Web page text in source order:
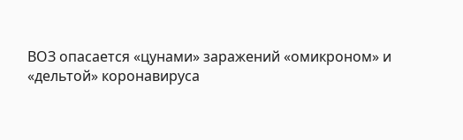
ВОЗ опасается «цунами» заражений «омикроном» и
«дельтой» коронавируса